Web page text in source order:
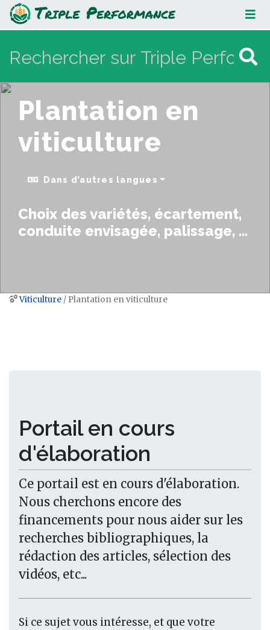
Plantation en viticulture
Plantation en
viticulture
Dans d’autres langues
Choix des variétés, écartement,
conduite envisagée, palissage, ...
Aller à :navigation,rechercher
Viticulture / Plantation en viticulture
Portail en cours
d'élaboration
Ce portail est en cours d'élaboration.
Nous cherchons encore des
financements pour nous aider sur les
recherches bibliographiques, la
rédaction des articles, sélection des
vidéos, etc...
Si ce sujet vous intéresse, et que votre